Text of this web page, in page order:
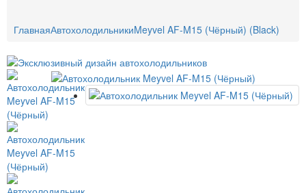
ГлавнаяАвтохолодильникиMeyvel AF-M15 (Чёрный) (Black)